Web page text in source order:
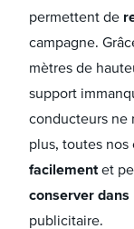
permettent de
campagne.
mètres de
support
conducteurs ne
plus, toutes nos
facilement et
conserver
publicitaire.